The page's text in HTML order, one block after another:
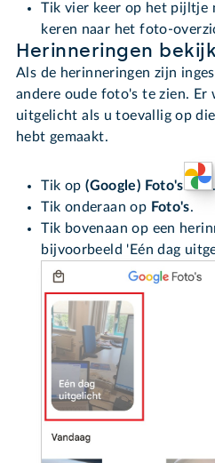
Tik vier keer op het pijltje
keren naar het foto-
Herinneringen
Als de herinneringen zijn
andere oude foto's te zien. Er
uitgelicht als u toevallig op
hebt gemaakt.
Tik op(Google) Foto's
.
Tik onderaan op Foto's.
Tik bovenaan op een
bijvoorbeeld 'Eén dag